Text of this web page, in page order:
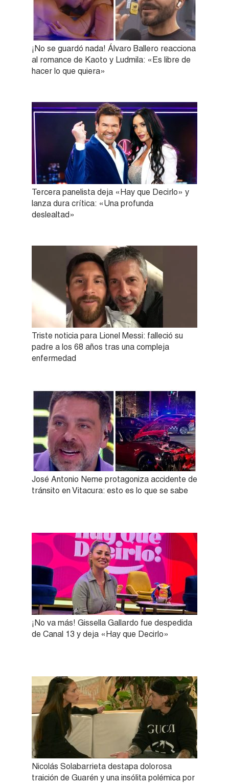
¡No se guardó nada! Álvaro Ballero reacciona
al romance de Kaoto y Ludmila: «Es libre de
hacer lo que quiera»
Tercera panelista deja «Hay que Decirlo» y
lanza dura crítica: «Una profunda
deslealtad»
Triste noticia para Lionel Messi: falleció su
padre a los 68 años tras una compleja
enfermedad
José Antonio Neme protagoniza accidente de
tránsito en Vitacura: esto es lo que se sabe
¡No va más! Gissella Gallardo fue despedida
de Canal 13 y deja «Hay que Decirlo»
Nicolás Solabarrieta destapa dolorosa
traición de Guarén y una insólita polémica por